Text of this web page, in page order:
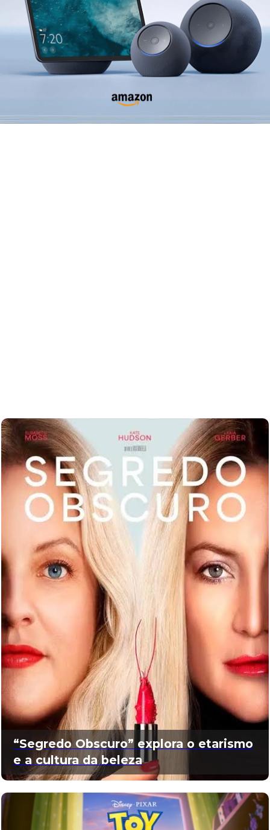
“Segredo Obscuro” explora o etarismo
e a cultura da beleza